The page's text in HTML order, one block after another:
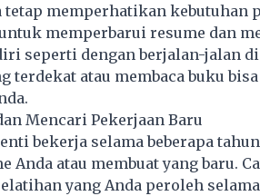
tetap memperhatikan kebutuhan
memperbarui resume dan
seperti dengan berjalan-jalan
terdekat atau membaca buku
Mencari Pekerjaan Baru
bekerja selama beberapa
Anda atau membuat yang baru.
yang Anda peroleh